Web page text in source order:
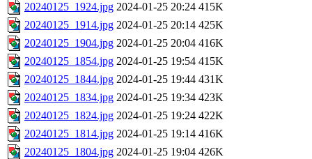
20240125_1924.jpg 2024-01-25 20:24 415K
20240125_1914.jpg 2024-01-25 20:14 425K
20240125_1904.jpg 2024-01-25 20:04 416K
20240125_1854.jpg 2024-01-25 19:54 415K
20240125_1844.jpg 2024-01-25 19:44 431K
20240125_1834.jpg 2024-01-25 19:34 423K
20240125_1824.jpg 2024-01-25 19:24 422K
20240125_1814.jpg 2024-01-25 19:14 416K
20240125_1804.jpg 2024-01-25 19:04 426K